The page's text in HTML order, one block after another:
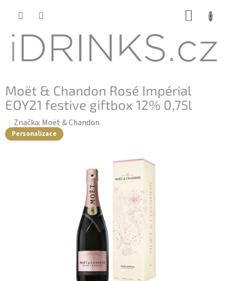
Moët & Chandon Rosé Impérial
EOY21 festive giftbox 12% 0,75l
Personalizace
Značka: Moët & Chandon